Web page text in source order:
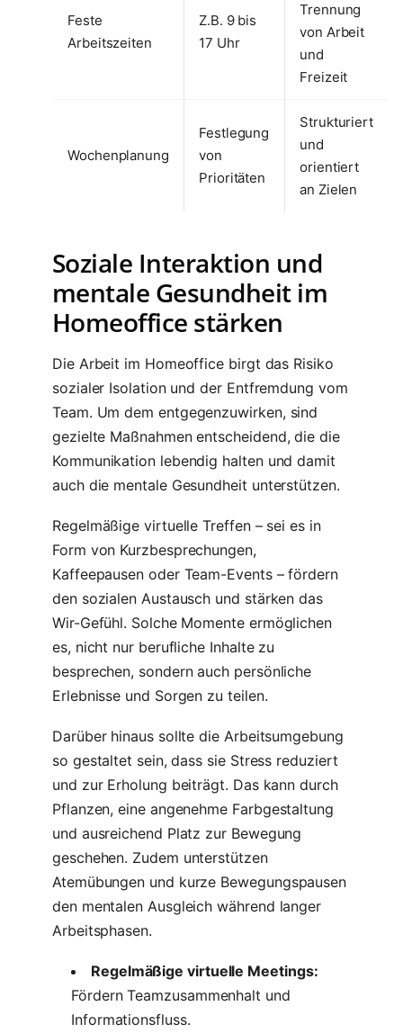
Feste
Arbeitszeiten
Z.B. 9 bis
17 Uhr
Trennung
von Arbeit
und
Freizeit
Wochenplanung
Festlegung
von
Prioritäten
Strukturiert
und
orientiert
an Zielen
Soziale Interaktion und
mentale Gesundheit im
Homeoffice stärken
Die Arbeit im Homeoffice birgt das Risiko
sozialer Isolation und der Entfremdung vom
Team. Um dem entgegenzuwirken, sind
gezielte Maßnahmen entscheidend, die die
Kommunikation lebendig halten und damit
auch die mentale Gesundheit unterstützen.
Regelmäßige virtuelle Treffen – sei es in
Form von Kurzbesprechungen,
Kaffeepausen oder Team-Events – fördern
den sozialen Austausch und stärken das
Wir-Gefühl. Solche Momente ermöglichen
es, nicht nur berufliche Inhalte zu
besprechen, sondern auch persönliche
Erlebnisse und Sorgen zu teilen.
Darüber hinaus sollte die Arbeitsumgebung
so gestaltet sein, dass sie Stress reduziert
und zur Erholung beiträgt. Das kann durch
Pflanzen, eine angenehme Farbgestaltung
und ausreichend Platz zur Bewegung
geschehen. Zudem unterstützen
Atemübungen und kurze Bewegungspausen
den mentalen Ausgleich während langer
Arbeitsphasen.
Regelmäßige virtuelle Meetings:
Fördern Teamzusammenhalt und
Informationsfluss.